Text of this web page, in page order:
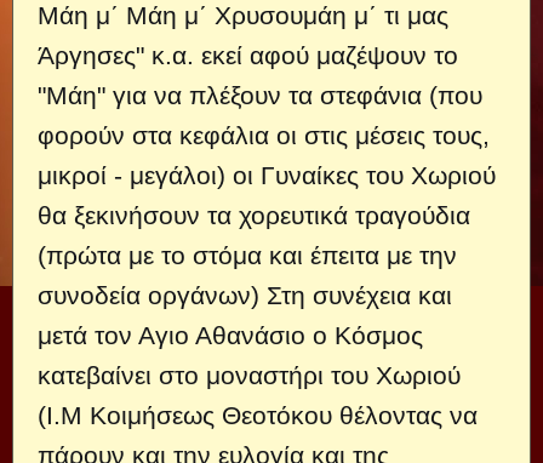
Μάη μ΄ Μάη μ΄ Χρυσουμάη μ΄ τι μας
Άργησες" κ.α. εκεί αφού μαζέψουν το
"Μάη" για να πλέξουν τα στεφάνια (που
φορούν στα κεφάλια οι στις μέσεις τους,
μικροί - μεγάλοι) οι Γυναίκες του Χωριού
θα ξεκινήσουν τα χορευτικά τραγούδια
(πρώτα με το στόμα και έπειτα με την
συνοδεία οργάνων) Στη συνέχεια και
μετά τον Αγιο Αθανάσιο ο Κόσμος
κατεβαίνει στο μοναστήρι του Χωριού
(Ι.Μ Κοιμήσεως Θεοτόκου θέλοντας να
πάρουν και την ευλογία και της